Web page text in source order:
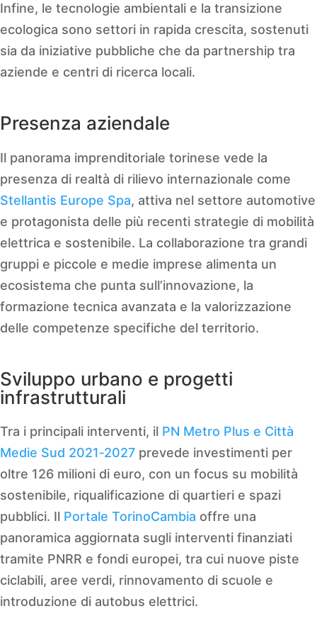
Infine, le tecnologie ambientali e la transizione
ecologica sono settori in rapida crescita, sostenuti
sia da iniziative pubbliche che da partnership tra
aziende e centri di ricerca locali.
Presenza aziendale
Il panorama imprenditoriale torinese vede la
presenza di realtà di rilievo internazionale come
Stellantis Europe Spa, attiva nel settore automotive
e protagonista delle più recenti strategie di mobilità
elettrica e sostenibile. La collaborazione tra grandi
gruppi e piccole e medie imprese alimenta un
ecosistema che punta sull’innovazione, la
formazione tecnica avanzata e la valorizzazione
delle competenze specifiche del territorio.
Sviluppo urbano e progetti
infrastrutturali
Tra i principali interventi, il PN Metro Plus e Città
Medie Sud 2021‑2027 prevede investimenti per
oltre 126 milioni di euro, con un focus su mobilità
sostenibile, riqualificazione di quartieri e spazi
pubblici. Il Portale TorinoCambia offre una
panoramica aggiornata sugli interventi finanziati
tramite PNRR e fondi europei, tra cui nuove piste
ciclabili, aree verdi, rinnovamento di scuole e
introduzione di autobus elettrici.